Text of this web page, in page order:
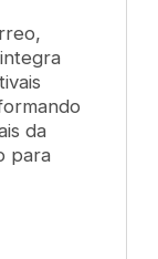
da
para